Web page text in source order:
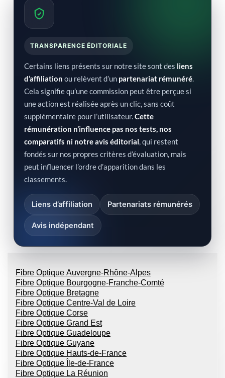
TRANSPARENCE ÉDITORIALE
Certains liens présents sur notre site sont des liens
d’affiliation ou relèvent d’un partenariat rémunéré.
Cela signifie qu’une commission peut être perçue si
une action est réalisée après un clic, sans coût
supplémentaire pour l’utilisateur.Cette
rémunération n’influence pas nos tests, nos
comparatifs ni notre avis éditorial, qui restent
fondés sur nos propres critères d’évaluation, mais
peut influencer l’ordre d’apparition dans les
classements.
Liens d’affiliation Partenariats rémunérés
Avis indépendant
Fibre Optique Auvergne-Rhône-Alpes
Fibre Optique Bourgogne-Franche-Comté
Fibre Optique Bretagne
Fibre Optique Centre-Val de Loire
Fibre Optique Corse
Fibre Optique Grand Est
Fibre Optique Guadeloupe
Fibre Optique Guyane
Fibre Optique Hauts-de-France
Fibre Optique Île-de-France
Fibre Optique La Réunion